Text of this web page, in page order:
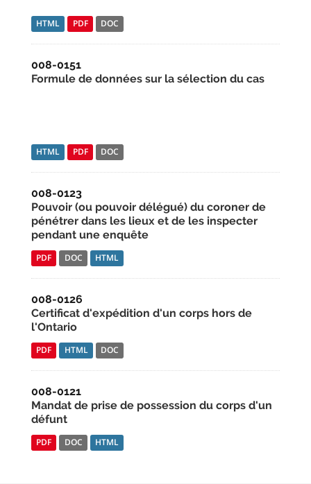
HTML PDF DOC
008-0151
Formule de données sur la sélection du cas
HTML PDF DOC
008-0123
Pouvoir (ou pouvoir délégué) du coroner de
pénétrer dans les lieux et de les inspecter
pendant une enquête
PDF DOC HTML
008-0126
Certificat d'expédition d'un corps hors de
l'Ontario
PDF HTML DOC
008-0121
Mandat de prise de possession du corps d'un
défunt
PDF DOC HTML